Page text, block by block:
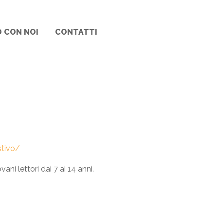
CON NOI CONTATTI
lettori dai 7 ai 14 anni.